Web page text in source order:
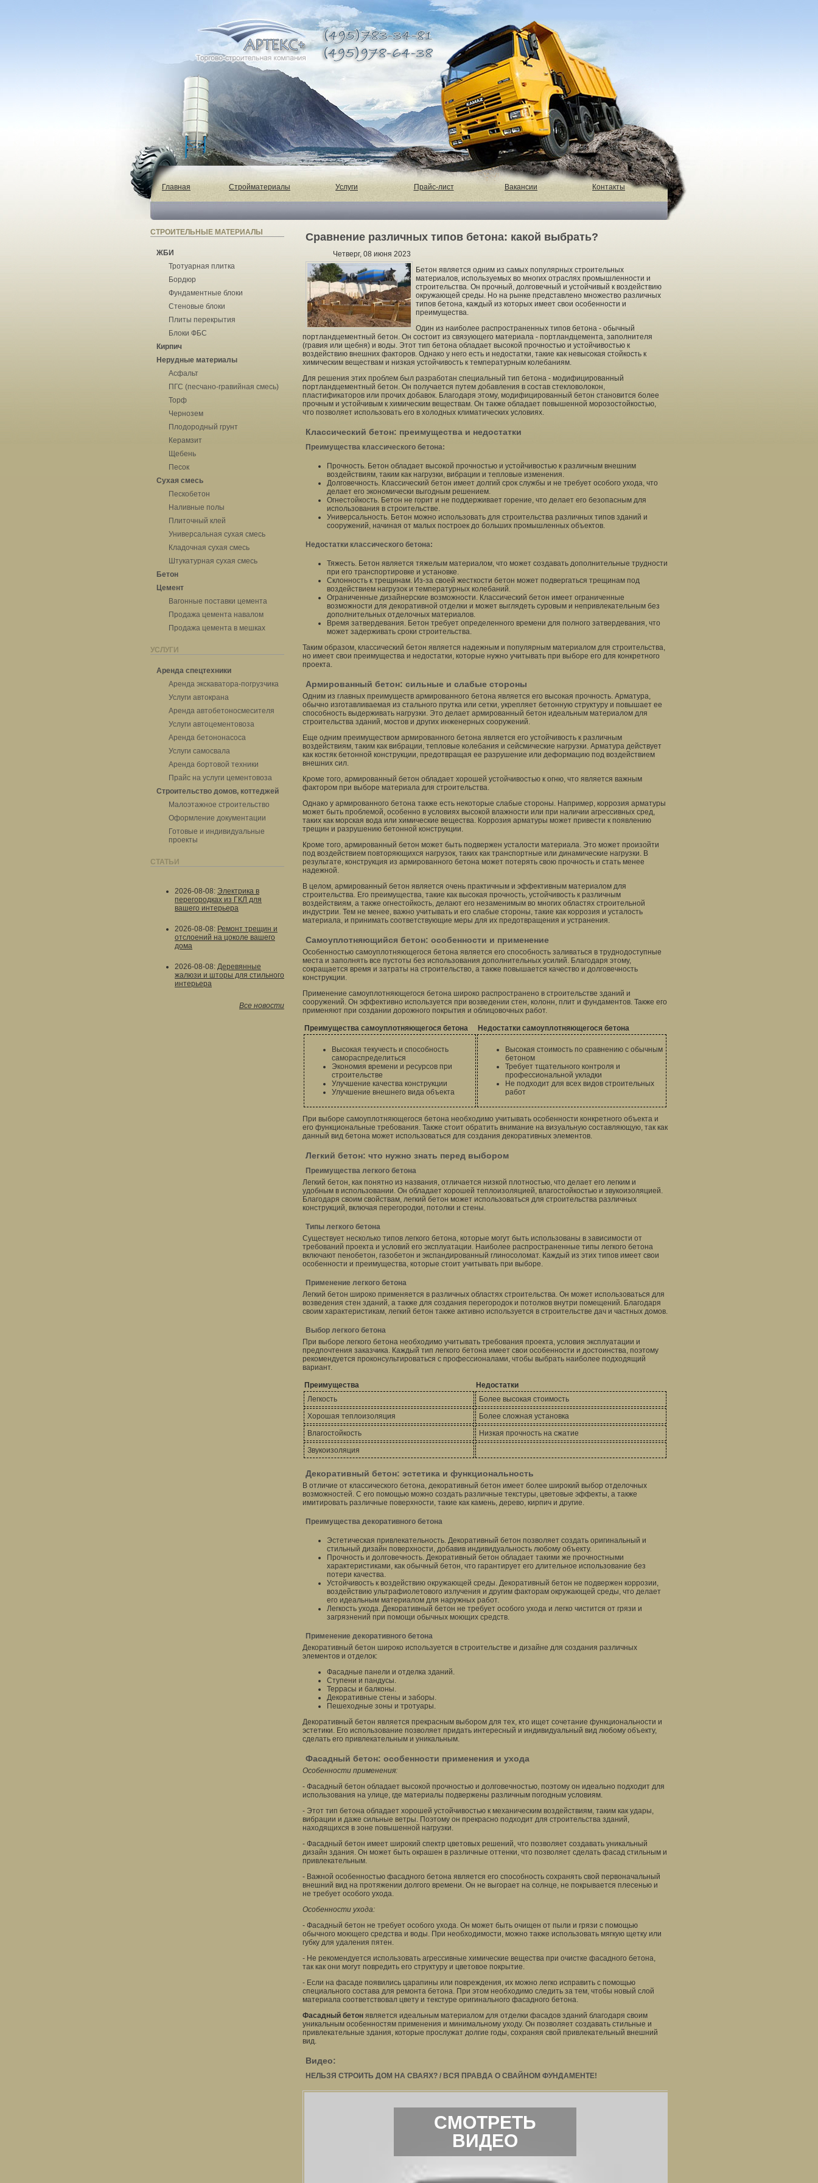
Главная Стройматериалы Услуги Прайс-лист Вакансии Контакты
СТРОИТЕЛЬНЫЕ МАТЕРИАЛЫ
ЖБИ
Тротуарная плитка
Бордюр
Фундаментные блоки
Стеновые блоки
Плиты перекрытия
Блоки ФБС
Кирпич
Нерудные материалы
Асфальт
ПГС (песчано-гравийная смесь)
Торф
Чернозем
Плодородный грунт
Керамзит
Щебень
Песок
Сухая смесь
Пескобетон
Наливные полы
Плиточный клей
Универсальная сухая смесь
Кладочная сухая смесь
Штукатурная сухая смесь
Бетон
Цемент
Вагонные поставки цемента
Продажа цемента навалом
Продажа цемента в мешках
УСЛУГИ
Аренда спецтехники
Аренда экскаватора-погрузчика
Услуги автокрана
Аренда автобетоносмесителя
Услуги автоцементовоза
Аренда бетононасоса
Услуги самосвала
Аренда бортовой техники
Прайс на услуги цементовоза
Строительство домов, коттеджей
Малоэтажное строительство
Оформление документации
Готовые и индивидуальные
проекты
СТАТЬИ
2026-08-08: Электрика в
перегородках из ГКЛ для
вашего интерьера
2026-08-08: Ремонт трещин и
отслоений на цоколе вашего
дома
2026-08-08: Деревянные
жалюзи и шторы для стильного
интерьера
Все новости
Сравнение различных типов бетона: какой выбрать?
Четверг, 08 июня 2023
Бетон является одним из самых популярных строительных
материалов, используемых во многих отраслях промышленности и
строительства. Он прочный, долговечный и устойчивый к воздействию
окружающей среды. Но на рынке представлено множество различных
типов бетона, каждый из которых имеет свои особенности и
преимущества.
Один из наиболее распространенных типов бетона - обычный
портландцементный бетон. Он состоит из связующего материала - портландцемента, заполнителя
(гравия или щебня) и воды. Этот тип бетона обладает высокой прочностью и устойчивостью к
воздействию внешних факторов. Однако у него есть и недостатки, такие как невысокая стойкость к
химическим веществам и низкая устойчивость к температурным колебаниям.
Для решения этих проблем был разработан специальный тип бетона - модифицированный
портландцементный бетон. Он получается путем добавления в состав стекловолокон,
пластификаторов или прочих добавок. Благодаря этому, модифицированный бетон становится более
прочным и устойчивым к химическим веществам. Он также обладает повышенной морозостойкостью,
что позволяет использовать его в холодных климатических условиях.
Классический бетон: преимущества и недостатки
Преимущества классического бетона:
Прочность. Бетон обладает высокой прочностью и устойчивостью к различным внешним
воздействиям, таким как нагрузки, вибрации и тепловые изменения.
Долговечность. Классический бетон имеет долгий срок службы и не требует особого ухода, что
делает его экономически выгодным решением.
Огнестойкость. Бетон не горит и не поддерживает горение, что делает его безопасным для
использования в строительстве.
Универсальность. Бетон можно использовать для строительства различных типов зданий и
сооружений, начиная от малых построек до больших промышленных объектов.
Недостатки классического бетона:
Тяжесть. Бетон является тяжелым материалом, что может создавать дополнительные трудности
при его транспортировке и установке.
Склонность к трещинам. Из-за своей жесткости бетон может подвергаться трещинам под
воздействием нагрузок и температурных колебаний.
Ограниченные дизайнерские возможности. Классический бетон имеет ограниченные
возможности для декоративной отделки и может выглядеть суровым и непривлекательным без
дополнительных отделочных материалов.
Время затвердевания. Бетон требует определенного времени для полного затвердевания, что
может задерживать сроки строительства.
Таким образом, классический бетон является надежным и популярным материалом для строительства,
но имеет свои преимущества и недостатки, которые нужно учитывать при выборе его для конкретного
проекта.
Армированный бетон: сильные и слабые стороны
Одним из главных преимуществ армированного бетона является его высокая прочность. Арматура,
обычно изготавливаемая из стального прутка или сетки, укрепляет бетонную структуру и повышает ее
способность выдерживать нагрузки. Это делает армированный бетон идеальным материалом для
строительства зданий, мостов и других инженерных сооружений.
Еще одним преимуществом армированного бетона является его устойчивость к различным
воздействиям, таким как вибрации, тепловые колебания и сейсмические нагрузки. Арматура действует
как костяк бетонной конструкции, предотвращая ее разрушение или деформацию под воздействием
внешних сил.
Кроме того, армированный бетон обладает хорошей устойчивостью к огню, что является важным
фактором при выборе материала для строительства.
Однако у армированного бетона также есть некоторые слабые стороны. Например, коррозия арматуры
может быть проблемой, особенно в условиях высокой влажности или при наличии агрессивных сред,
таких как морская вода или химические вещества. Коррозия арматуры может привести к появлению
трещин и разрушению бетонной конструкции.
Кроме того, армированный бетон может быть подвержен усталости материала. Это может произойти
под воздействием повторяющихся нагрузок, таких как транспортные или динамические нагрузки. В
результате, конструкция из армированного бетона может потерять свою прочность и стать менее
надежной.
В целом, армированный бетон является очень практичным и эффективным материалом для
строительства. Его преимущества, такие как высокая прочность, устойчивость к различным
воздействиям, а также огнестойкость, делают его незаменимым во многих областях строительной
индустрии. Тем не менее, важно учитывать и его слабые стороны, такие как коррозия и усталость
материала, и принимать соответствующие меры для их предотвращения и устранения.
Самоуплотняющийся бетон: особенности и применение
Особенностью самоуплотняющегося бетона является его способность заливаться в труднодоступные
места и заполнять все пустоты без использования дополнительных усилий. Благодаря этому,
сокращается время и затраты на строительство, а также повышается качество и долговечность
конструкции.
Применение самоуплотняющегося бетона широко распространено в строительстве зданий и
сооружений. Он эффективно используется при возведении стен, колонн, плит и фундаментов. Также его
применяют при создании дорожного покрытия и облицовочных работ.
Преимущества самоуплотняющегося бетона Недостатки самоуплотняющегося бетона
Высокая текучесть и способность
самораспределиться
Экономия времени и ресурсов при
строительстве
Улучшение качества конструкции
Улучшение внешнего вида объекта
Высокая стоимость по сравнению с обычным
бетоном
Требует тщательного контроля и
профессиональной укладки
Не подходит для всех видов строительных
работ
При выборе самоуплотняющегося бетона необходимо учитывать особенности конкретного объекта и
его функциональные требования. Также стоит обратить внимание на визуальную составляющую, так как
данный вид бетона может использоваться для создания декоративных элементов.
Легкий бетон: что нужно знать перед выбором
Преимущества легкого бетона
Легкий бетон, как понятно из названия, отличается низкой плотностью, что делает его легким и
удобным в использовании. Он обладает хорошей теплоизоляцией, влагостойкостью и звукоизоляцией.
Благодаря своим свойствам, легкий бетон может использоваться для строительства различных
конструкций, включая перегородки, потолки и стены.
Типы легкого бетона
Существует несколько типов легкого бетона, которые могут быть использованы в зависимости от
требований проекта и условий его эксплуатации. Наиболее распространенные типы легкого бетона
включают пенобетон, газобетон и экспандированный глиносоломат. Каждый из этих типов имеет свои
особенности и преимущества, которые стоит учитывать при выборе.
Применение легкого бетона
Легкий бетон широко применяется в различных областях строительства. Он может использоваться для
возведения стен зданий, а также для создания перегородок и потолков внутри помещений. Благодаря
своим характеристикам, легкий бетон также активно используется в строительстве дач и частных домов.
Выбор легкого бетона
При выборе легкого бетона необходимо учитывать требования проекта, условия эксплуатации и
предпочтения заказчика. Каждый тип легкого бетона имеет свои особенности и достоинства, поэтому
рекомендуется проконсультироваться с профессионалами, чтобы выбрать наиболее подходящий
вариант.
Преимущества
Недостатки
Легкость
Более высокая стоимость
Хорошая теплоизоляция
Более сложная установка
Влагостойкость
Низкая прочность на сжатие
Звукоизоляция
Декоративный бетон: эстетика и функциональность
В отличие от классического бетона, декоративный бетон имеет более широкий выбор отделочных
возможностей. С его помощью можно создать различные текстуры, цветовые эффекты, а также
имитировать различные поверхности, такие как камень, дерево, кирпич и другие.
Преимущества декоративного бетона
Эстетическая привлекательность. Декоративный бетон позволяет создать оригинальный и
стильный дизайн поверхности, добавив индивидуальность любому объекту.
Прочность и долговечность. Декоративный бетон обладает такими же прочностными
характеристиками, как обычный бетон, что гарантирует его длительное использование без
потери качества.
Устойчивость к воздействию окружающей среды. Декоративный бетон не подвержен коррозии,
воздействию ультрафиолетового излучения и другим факторам окружающей среды, что делает
его идеальным материалом для наружных работ.
Легкость ухода. Декоративный бетон не требует особого ухода и легко чистится от грязи и
загрязнений при помощи обычных моющих средств.
Применение декоративного бетона
Декоративный бетон широко используется в строительстве и дизайне для создания различных
элементов и отделок:
Фасадные панели и отделка зданий.
Ступени и пандусы.
Террасы и балконы.
Декоративные стены и заборы.
Пешеходные зоны и тротуары.
Декоративный бетон является прекрасным выбором для тех, кто ищет сочетание функциональности и
эстетики. Его использование позволяет придать интересный и индивидуальный вид любому объекту,
сделать его привлекательным и уникальным.
Фасадный бетон: особенности применения и ухода
Особенности применения:
- Фасадный бетон обладает высокой прочностью и долговечностью, поэтому он идеально подходит для
использования на улице, где материалы подвержены различным погодным условиям.
- Этот тип бетона обладает хорошей устойчивостью к механическим воздействиям, таким как удары,
вибрации и даже сильные ветры. Поэтому он прекрасно подходит для строительства зданий,
находящихся в зоне повышенной нагрузки.
- Фасадный бетон имеет широкий спектр цветовых решений, что позволяет создавать уникальный
дизайн здания. Он может быть окрашен в различные оттенки, что позволяет сделать фасад стильным и
привлекательным.
- Важной особенностью фасадного бетона является его способность сохранять свой первоначальный
внешний вид на протяжении долгого времени. Он не выгорает на солнце, не покрывается плесенью и
не требует особого ухода.
Особенности ухода:
- Фасадный бетон не требует особого ухода. Он может быть очищен от пыли и грязи с помощью
обычного моющего средства и воды. При необходимости, можно также использовать мягкую щетку или
губку для удаления пятен.
- Не рекомендуется использовать агрессивные химические вещества при очистке фасадного бетона,
так как они могут повредить его структуру и цветовое покрытие.
- Если на фасаде появились царапины или повреждения, их можно легко исправить с помощью
специального состава для ремонта бетона. При этом необходимо следить за тем, чтобы новый слой
материала соответствовал цвету и текстуре оригинального фасадного бетона.
Фасадный бетон является идеальным материалом для отделки фасадов зданий благодаря своим
уникальным особенностям применения и минимальному уходу. Он позволяет создавать стильные и
привлекательные здания, которые прослужат долгие годы, сохраняя свой привлекательный внешний
вид.
Видео:
НЕЛЬЗЯ СТРОИТЬ ДОМ НА СВАЯХ? / ВСЯ ПРАВДА О СВАЙНОМ ФУНДАМЕНТЕ!
СМОТРЕТЬ
ВИДЕО